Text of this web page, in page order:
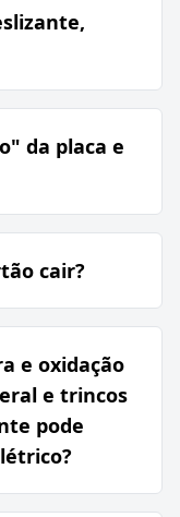
da placa e
cair?
e oxidação
e trincos
pode